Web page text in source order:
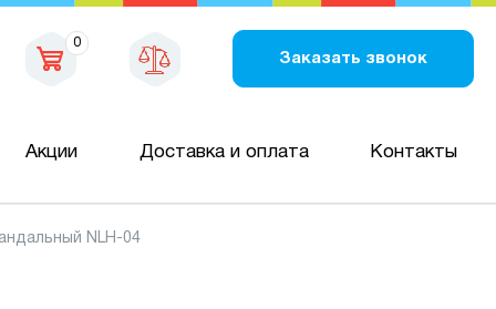
0
Заказать звонок
Акции Доставка и оплата Контакты
NLH-04